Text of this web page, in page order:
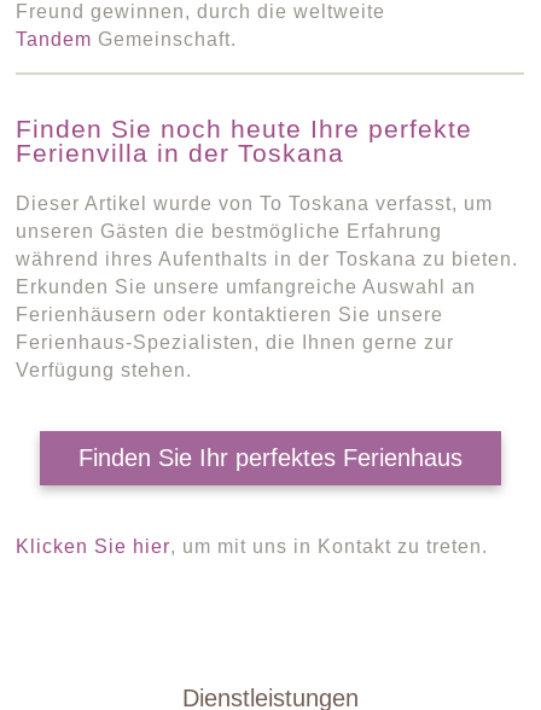
Freund gewinnen, durch die weltweite
Tandem Gemeinschaft.
Finden Sie noch heute Ihre perfekte
Ferienvilla in der Toskana
Dieser Artikel wurde von To Toskana verfasst, um
unseren Gästen die bestmögliche Erfahrung
während ihres Aufenthalts in der Toskana zu bieten.
Erkunden Sie unsere umfangreiche Auswahl an
Ferienhäusern oder kontaktieren Sie unsere
Ferienhaus-Spezialisten, die Ihnen gerne zur
Verfügung stehen.
Finden Sie Ihr perfektes Ferienhaus
Klicken Sie hier, um mit uns in Kontakt zu treten.
Dienstleistungen